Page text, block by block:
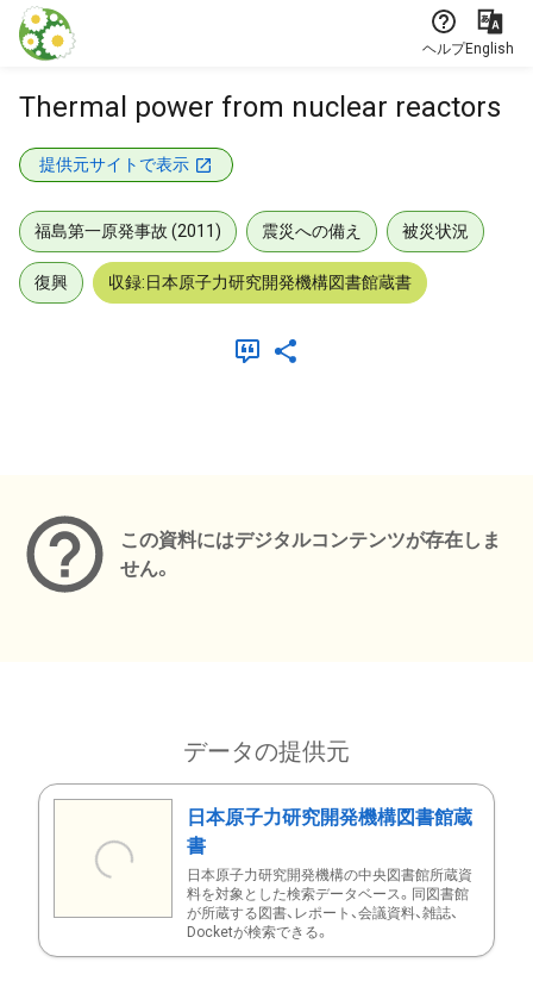
本文に飛ぶ
ヘルプEnglish
Thermal power from nuclear reactors
提供元サイトで表示
福島第一原発事故 (2011) 震災への備え 被災状況
復興 収録:日本原子力研究開発機構図書館蔵書
この資料にはデジタルコンテンツが存在しま
せん。
データの提供元
日本原子力研究開発機構図書館蔵
書
日本原子力研究開発機構の中央図書館所蔵資
料を対象とした検索データベース。同図書館
が所蔵する図書、レポート、会議資料、雑誌、
Docketが検索できる。